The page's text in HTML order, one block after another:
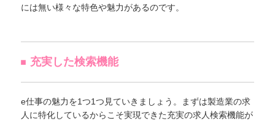
には無い様々な特色や魅力があるのです。
充実した検索機能
e仕事の魅力を1つ1つ見ていきましょう。まずは製造業の求
人に特化しているからこそ実現できた充実の求人検索機能が